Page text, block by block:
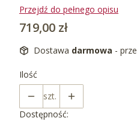
Przejdź do pełnego opisu
Cena
719,00 zł
Dostawa darmowa -
Ilość
szt.
Dostępność: